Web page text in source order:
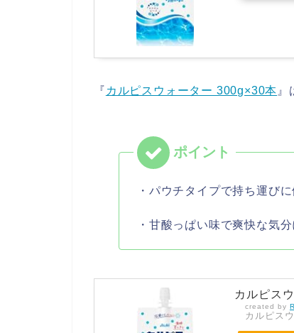
『 カルピスウォーター 300g×30本 』
・パウチタイプで持ち運びに
・甘酸っぱい味で爽快な気分
カルピス
created by
カルピス